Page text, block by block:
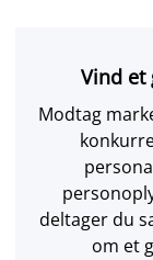
Vind et
Modtag
deltager du
om et